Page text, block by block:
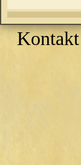
Kontakt